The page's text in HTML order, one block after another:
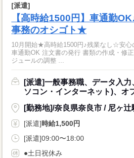
[派遣]
【高時給1500円】車通勤
事務のオシゴト★
10月開始★高時給1500円♪残業なし☆安
車通勤OK 注文書の発行 書類の作成・修
ジュールの調整 ...
[派遣]一般事務職、データ入
ソコン・インターネット)、オ
[勤務地]/奈良県奈良市 / 尼ヶ辻
[派遣]時給1,500円
[派遣]09:00〜18:00
●土日祝休み